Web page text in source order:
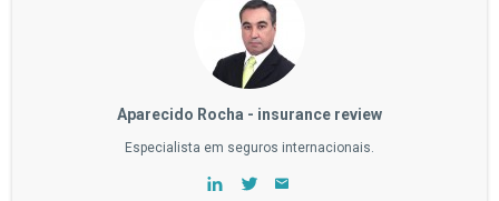
Aparecido Rocha - insurance review
Especialista em seguros internacionais.